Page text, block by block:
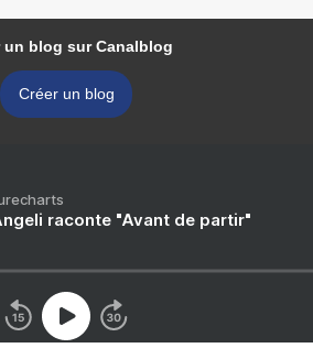
un blog sur Canalblog
Créer un blog
raconte "Avant de partir"